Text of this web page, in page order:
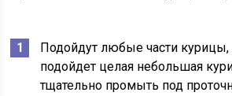
Подойдут любые части курицы,
подойдет целая небольшая
тщательно промыть под